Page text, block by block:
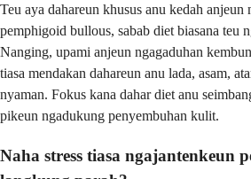
Teu aya dahareun khusus anu kedah anjeun
pemphigoid bullous, sabab diet biasana teu
Nanging, upami anjeun ngagaduhan
tiasa mendakan dahareun anu lada, asam,
nyaman. Fokus kana dahar diet anu
pikeun ngadukung penyembuhan kulit.
Naha stress tiasa ngajantenkeun